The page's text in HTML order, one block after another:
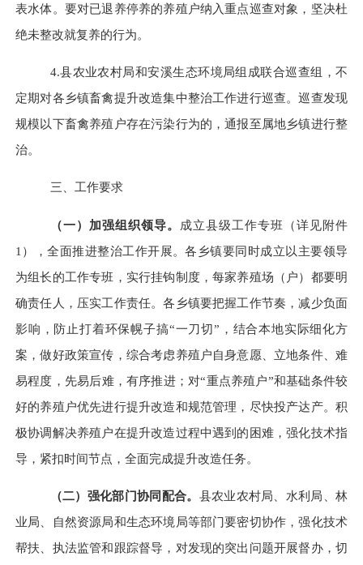
表水体。要对已退养停养的养殖户纳入重点巡查对象，坚决杜
绝未整改就复养的行为。
4.县农业农村局和安溪生态环境局组成联合巡查组，不
定期对各乡镇畜禽提升改造集中整治工作进行巡查。巡查发现
规模以下畜禽养殖户存在污染行为的，通报至属地乡镇进行整
治。
三、工作要求
（一）加强组织领导。
成立县级工作专班（详见附件
1 ），全面推进整治工作开展。各乡镇要同时成立以主要领导
为组长的工作专班，实行挂钩制度，每家养殖场（户）都要明
确责任人， 压实工作责任。各乡镇要把握工作节奏，减少负面
影响，防止打着环保幌子搞“一刀切”， 结合本地实际细化方
案，做好政策宣传，综合考虑养殖户自身意愿、立地条件、难
易程度，先易后难，有序推进；对“重点养殖户”和基础条件较
好的养殖户优先进行提升改造和规范管理，尽快投产达产。积
极协调解决养殖户在提升改造过程中遇到的困难，强化技术指
导，紧扣时间节点，全面完成提升改造任务。
（二）强化部门协同配合。 县农业农村局、水利局、林
业局 、自然资源局和生态环境局等部门要密切协作，强化技术
帮扶、执法监管和跟踪督导，对发现的突出问题开展督办，切